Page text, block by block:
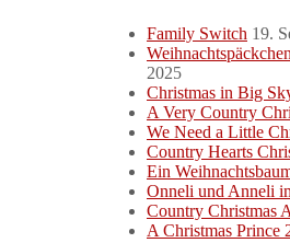
Family Switch 19.
2025
Christmas in Big
A Very Country
We Need a Little
Country Hearts
Ein
Onneli und Anneli
Country Christmas
A Christmas Prince